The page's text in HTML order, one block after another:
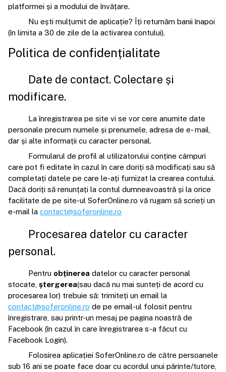
platformei și a modului de învățare.
Nu ești mulțumit de aplicație? Îți returnăm banii înapoi
(în limita a 30 de zile de la activarea contului).
Politica de confidențialitate
Date de contact. Colectare și
modificare.
La înregistrarea pe site vi se vor cere anumite date
personale precum numele și prenumele, adresa de e- mail,
dar și alte informații cu caracter personal.
Formularul de profil al utilizatorului conține câmpuri
care pot fi editate în cazul în care doriți să modificați sau să
completați datele pe care le-ați furnizat la crearea contului.
Dacă doriți să renunțați la contul dumneavoastră și la orice
facilitate de pe site-ul SoferOnline.ro vă rugam să scrieți un
e-mail la contact@soferonline.ro
Procesarea datelor cu caracter
personal.
Pentru obținerea datelor cu caracter personal
stocate, ștergerea(sau dacă nu mai sunteți de acord cu
procesarea lor) trebuie să: trimiteți un email la
contact@soferonline.ro de pe email-ul folosit pentru
înregistrare, sau printr-un mesaj pe pagina noastră de
Facebook (în cazul în care înregistrarea s-a făcut cu
Facebook Login).
Folosirea aplicației SoferOnline.ro de către persoanele
sub 16 ani se poate face doar cu acordul unui părinte/tutore,